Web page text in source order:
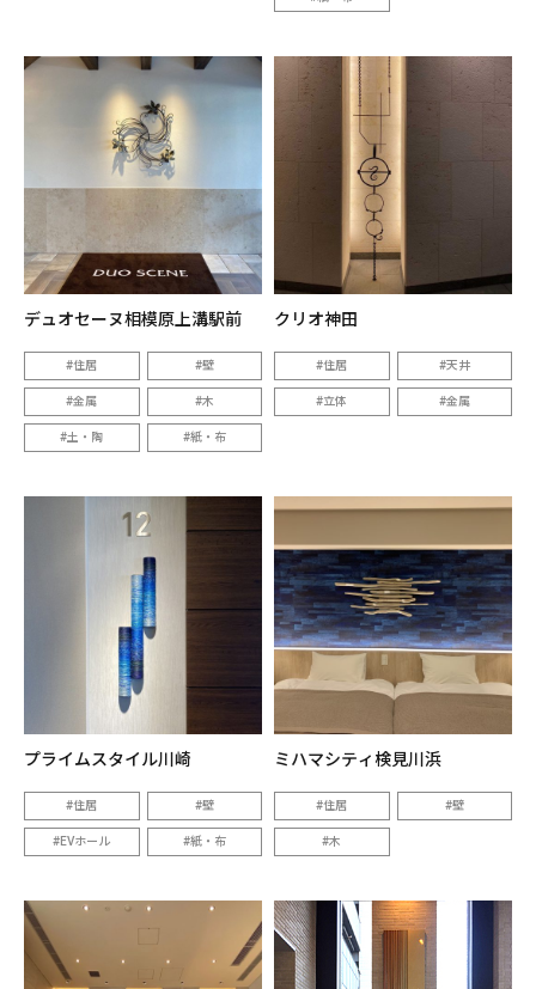
デュオセーヌ相模原上溝駅前
住居 壁
金属 木
土・陶 紙・布
クリオ神田
住居 天井
立体 金属
プライムスタイル川崎
住居 壁
EVホール 紙・布
ミハマシティ検見川浜
住居 壁
木